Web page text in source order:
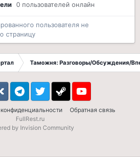
0 пользователей онлайн
пользователя не
страницу
Таможня: Разговоры/Обсуждения/
Обратная связь
TelegramTwitter Steam Youtube
FullRest.ru
by Invision Community